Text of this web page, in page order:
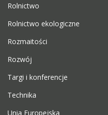
Rolnictwo
Rolnictwo ekologiczne
Rozmaitości
Rozwój
Targi i konferencje
Technika
Unia Europejska